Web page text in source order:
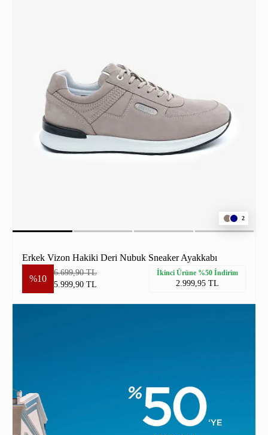
2
Erkek Vizon Hakiki Deri Nubuk Sneaker Ayakkabı
%10
6.699,90 TL
5.999,90 TL
İkinci Ürüne %50 İndirim
2.999,95 TL